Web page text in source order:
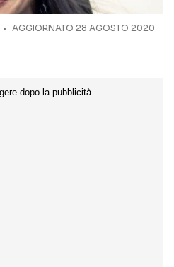
AGGIORNATO 28 AGOSTO 2020